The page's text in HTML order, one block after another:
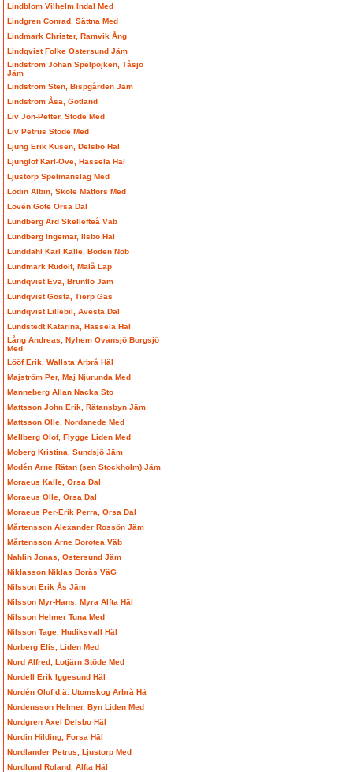
Lindblom Vilhelm Indal Med
Lindgren Conrad, Sättna Med
Lindmark Christer, Ramvik Ång
Lindqvist Folke Östersund Jäm
Lindström Johan Spelpojken, Tåsjö
Jäm
Lindström Sten, Bispgården Jäm
Lindström Åsa, Gotland
Liv Jon-Petter, Stöde Med
Liv Petrus Stöde Med
Ljung Erik Kusen, Delsbo Häl
Ljunglöf Karl-Ove, Hassela Häl
Ljustorp Spelmanslag Med
Lodin Albin, Sköle Matfors Med
Lovén Göte Orsa Dal
Lundberg Ard Skellefteå Väb
Lundberg Ingemar, Ilsbo Häl
Lunddahl Karl Kalle, Boden Nob
Lundmark Rudolf, Malå Lap
Lundqvist Eva, Brunflo Jäm
Lundqvist Gösta, Tierp Gäs
Lundqvist Lillebil, Avesta Dal
Lundstedt Katarina, Hassela Häl
Lång Andreas, Nyhem Ovansjö Borgsjö
Med
Lööf Erik, Wallsta Arbrå Häl
Majström Per, Maj Njurunda Med
Manneberg Allan Nacka Sto
Mattsson John Erik, Rätansbyn Jäm
Mattsson Olle, Nordanede Med
Mellberg Olof, Flygge Liden Med
Moberg Kristina, Sundsjö Jäm
Modén Arne Rätan (sen Stockholm) Jäm
Moraeus Kalle, Orsa Dal
Moraeus Olle, Orsa Dal
Moraeus Per-Erik Perra, Orsa Dal
Mårtensson Alexander Rossön Jäm
Mårtensson Arne Dorotea Väb
Nahlin Jonas, Östersund Jäm
Niklasson Niklas Borås VäG
Nilsson Erik Ås Jäm
Nilsson Myr-Hans, Myra Alfta Häl
Nilsson Helmer Tuna Med
Nilsson Tage, Hudiksvall Häl
Norberg Elis, Liden Med
Nord Alfred, Lotjärn Stöde Med
Nordell Erik Iggesund Häl
Nordén Olof d.ä. Utomskog Arbrå Hä
Nordensson Helmer, Byn Liden Med
Nordgren Axel Delsbo Häl
Nordin Hilding, Forsa Häl
Nordlander Petrus, Ljustorp Med
Nordlund Roland, Alfta Häl